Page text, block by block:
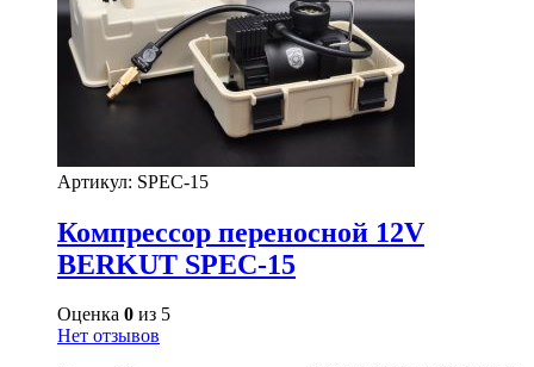
Артикул: SPEC-15
Компрессор переносной 12V
BERKUT SPEC-15
Оценка 0 из 5
Нет отзывов